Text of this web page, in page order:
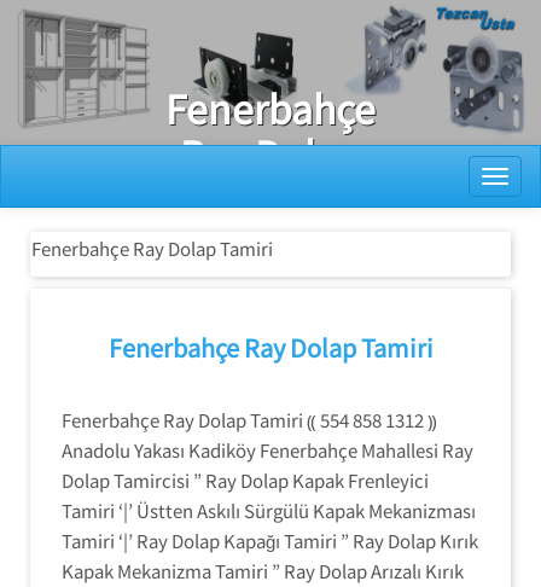
Ray Dolap Tamiri
Fenerbahçe
Ray Dolap
Tamiri
Fenerbahçe Ray Dolap Tamiri
Fenerbahçe Ray Dolap Tamiri
Fenerbahçe Ray Dolap Tamiri ⸨ 554 858 1312 ⸩
Anadolu Yakası Kadiköy Fenerbahçe Mahallesi Ray
Dolap Tamircisi ” Ray Dolap Kapak Frenleyici
Tamiri ‘|’ Üstten Askılı Sürgülü Kapak Mekanizması
Tamiri ‘|’ Ray Dolap Kapağı Tamiri ” Ray Dolap Kırık
Kapak Mekanizma Tamiri ” Ray Dolap Arızalı Kırık